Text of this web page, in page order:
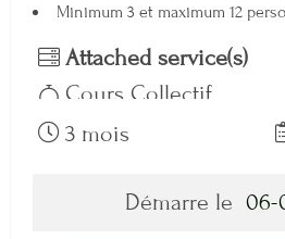
Minimum 3 et maximum 12
Tous les lundi et mercredi de 10h
Tous les lundi, mercredi et
Attached service(s)
Cours Collectif
3 mois
Démarre le 06-